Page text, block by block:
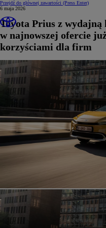
Przejdź do głównej zawartości (Press Enter)
6 maja 2026
Toyota Prius z
w najnowszej ofercie
korzyściami dla firm